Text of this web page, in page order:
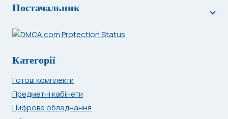
Постачальник
Категорії
Готові комплекти
Предметні кабінети
Цифрове обладнання